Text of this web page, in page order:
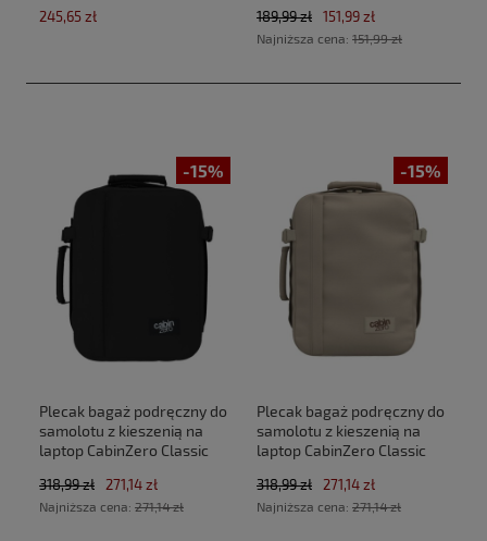
Air)
245,65 zł 189,99 zł 151,99 zł
Najniższa cena: 151,99 zł
-15%
Plecak bagaż podręczny do
samolotu z kieszenią na
laptop CabinZero Classic
Black (40x30x20cm
Ryanair, Wizz Air)
318,99 zł 271,14 zł
Najniższa cena: 271,14 zł
-15%
Plecak bagaż podręczny do
samolotu z kieszenią na
laptop CabinZero Classic
(40x30x20cm Ryanair, Wizz
Air)
318,99 zł 271,14 zł
Najniższa cena: 271,14 zł